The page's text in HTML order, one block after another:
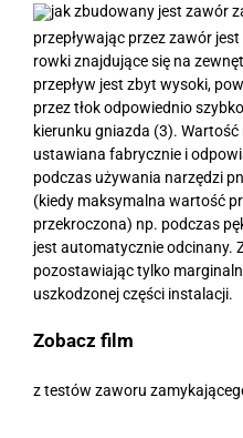
przepływając przez zawór
rowki znajdujące się na
przepływ jest zbyt wysoki,
przez tłok odpowiednio
kierunku gniazda (3).
ustawiana fabrycznie i
podczas używania narzędzi
(kiedy maksymalna wartość
przekroczona) np. podczas
jest automatycznie odcinany.
pozostawiając tylko
uszkodzonej części instalacji.
Zobacz film
z testów zaworu